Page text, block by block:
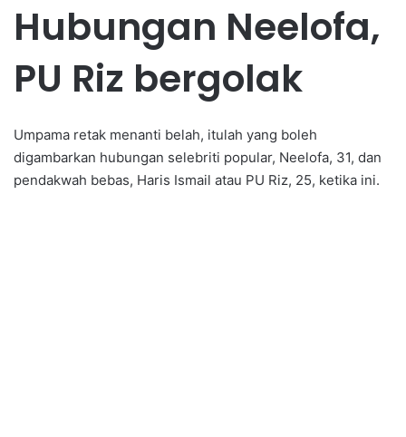
Hubungan Neelofa,
PU Riz bergolak
Umpama retak menanti belah, itulah yang boleh
digambarkan hubungan selebriti popular, Neelofa, 31, dan
pendakwah bebas, Haris Ismail atau PU Riz, 25, ketika ini.